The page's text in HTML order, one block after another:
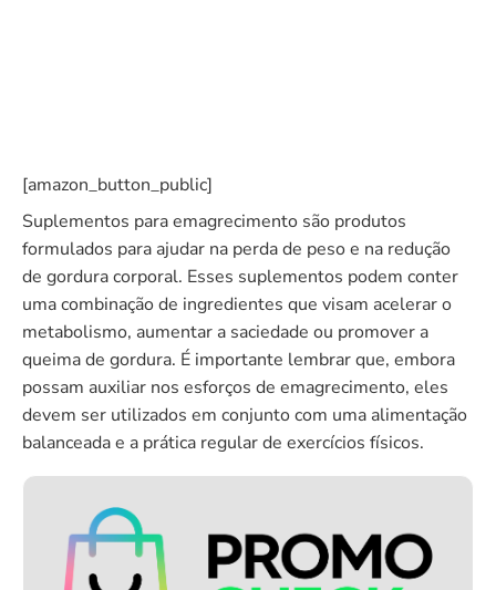
[amazon_button_public]
Suplementos para emagrecimento são produtos
formulados para ajudar na perda de peso e na redução
de gordura corporal. Esses suplementos podem conter
uma combinação de ingredientes que visam acelerar o
metabolismo, aumentar a saciedade ou promover a
queima de gordura. É importante lembrar que, embora
possam auxiliar nos esforços de emagrecimento, eles
devem ser utilizados em conjunto com uma alimentação
balanceada e a prática regular de exercícios físicos.